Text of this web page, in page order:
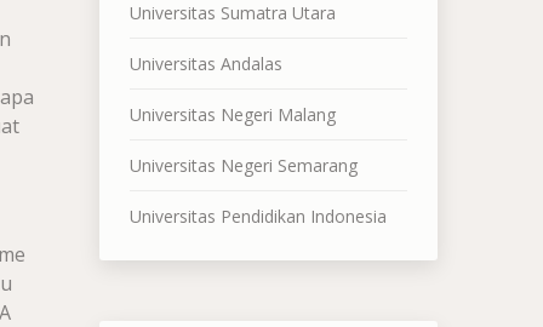
Universitas Sumatra Utara
Universitas Andalas
Universitas Negeri Malang
Universitas Negeri Semarang
Universitas Pendidikan Indonesia